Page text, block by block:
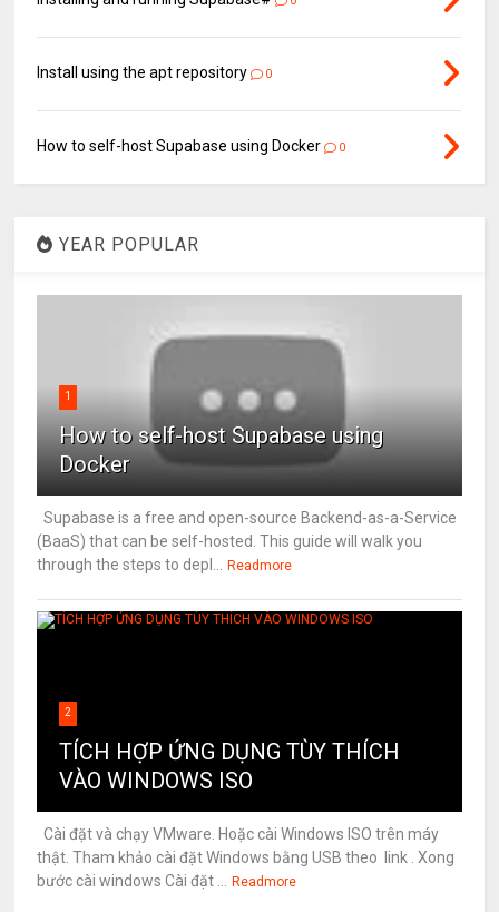
Install using the apt repository 0
How to self-host Supabase using Docker 0
YEAR POPULAR
1
How to self-host Supabase using
Docker
Supabase is a free and open-source Backend-as-a-Service
(BaaS) that can be self-hosted. This guide will walk you
through the steps to depl...
Readmore
2
TÍCH HỢP ỨNG DỤNG TÙY THÍCH
VÀO WINDOWS ISO
Cài đặt và chạy VMware. Hoặc cài Windows ISO trên máy
thật. Tham khảo cài đặt Windows bằng USB theo link . Xong
bước cài windows Cài đặt ...
Readmore